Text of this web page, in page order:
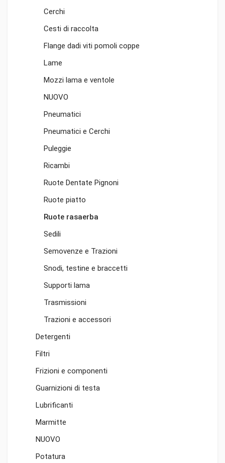
Cerchi
Cesti di raccolta
Flange dadi viti pomoli coppe
Lame
Mozzi lama e ventole
NUOVO
Pneumatici
Pneumatici e Cerchi
Puleggie
Ricambi
Ruote Dentate Pignoni
Ruote piatto
Ruote rasaerba
Sedili
Semovenze e Trazioni
Snodi, testine e braccetti
Supporti lama
Trasmissioni
Trazioni e accessori
Detergenti
Filtri
Frizioni e componenti
Guarnizioni di testa
Lubrificanti
Marmitte
NUOVO
Potatura